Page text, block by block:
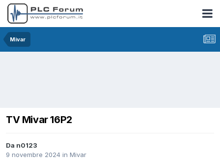
Mivar
TV Mivar 16P2
Da n0123
9 novembre 2024 in Mivar